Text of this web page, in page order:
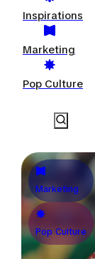
Inspirations
Marketing
Pop Culture
Marketing
Pop Culture